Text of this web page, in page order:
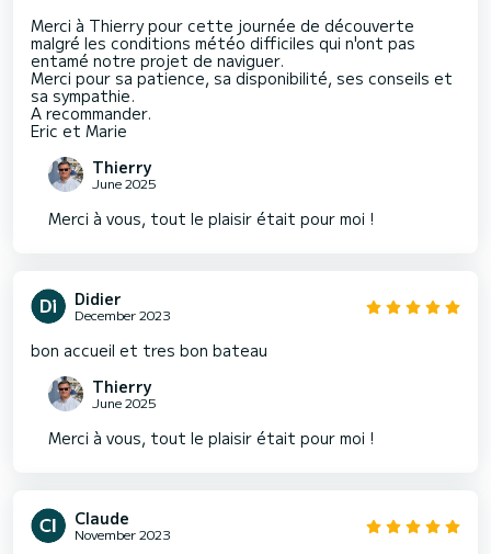
Merci à Thierry pour cette journée de découverte
malgré les conditions météo difficiles qui n'ont pas
entamé notre projet de naviguer.
Merci pour sa patience, sa disponibilité, ses conseils et
sa sympathie.
A recommander.
Eric et Marie
Thierry
June 2025
Merci à vous, tout le plaisir était pour moi !
Didier
December 2023
bon accueil et tres bon bateau
Thierry
June 2025
Merci à vous, tout le plaisir était pour moi !
Claude
November 2023